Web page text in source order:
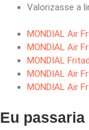
Valorizasse a
MONDIAL Air
MONDIAL Air
MONDIAL
MONDIAL Air
MONDIAL Air
Eu